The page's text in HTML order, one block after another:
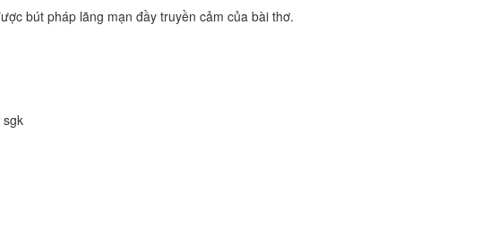
bút pháp lãng mạn đầy truyền cảm của bài thơ.
sgk